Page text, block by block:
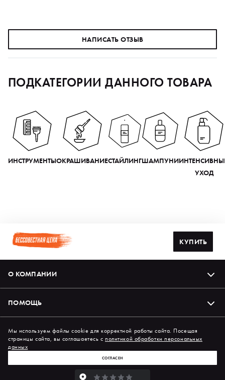
НАПИСАТЬ ОТЗЫВ
ПОДКАТЕГОРИИ ДАННОГО ТОВАРА
ИНСТРУМЕНТЫОКРАШИВАНИЕСТАЙЛИНГШАМПУНИ
УХОД
КУПИТЬ
О КОМПАНИИ
ПОМОЩЬ
Подпишись на нас в соцсетях
Мы используем файлы cookie для корректной работы сайта. Посещая
страницы сайта, вы соглашаетесь сполитикой обработки персональных
данных
СОГЛАСЕН